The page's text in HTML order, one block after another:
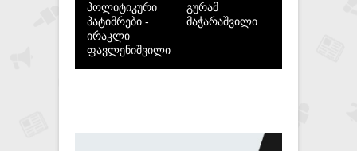
პოლიტიკური
პატიმრები -
ირაკლი
ფავლენიშვილი
გურამ
მაჭარაშვილი